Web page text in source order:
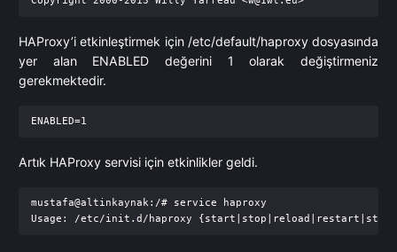
HAProxy’i etkinleştirmek için /etc/default/haproxy dosyasında
yer alan ENABLED değerini 1 olarak değiştirmeniz
gerekmektedir.
Artık HAProxy servisi için etkinlikler geldi.
mustafa@altinkaynak:/# service haproxy